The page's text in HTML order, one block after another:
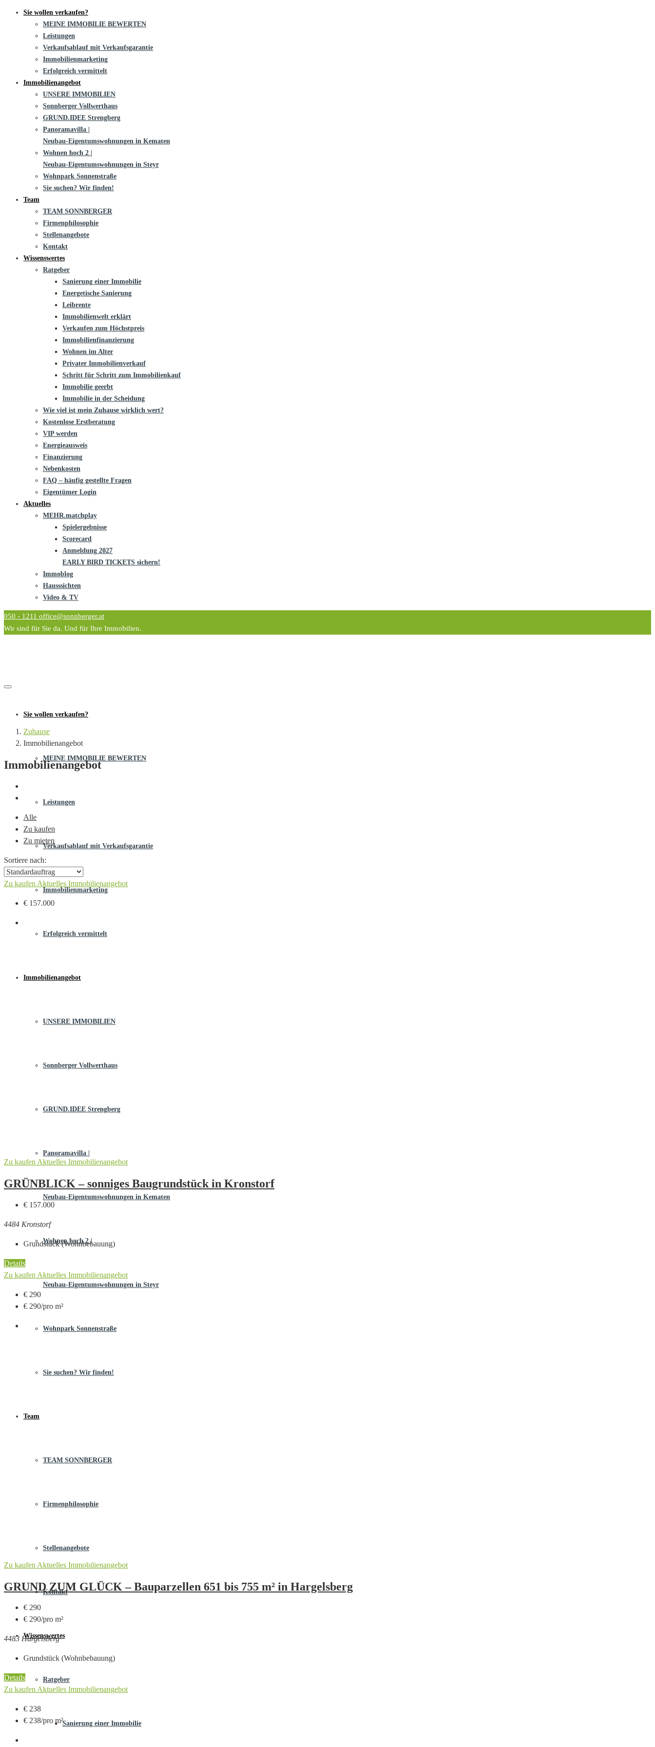
Sie wollen verkaufen?
MEINE IMMOBILIE BEWERTEN
Leistungen
Verkaufsablauf mit Verkaufsgarantie
Immobilienmarketing
Erfolgreich vermittelt
Immobilienangebot
UNSERE IMMOBILIEN
Sonnberger Vollwerthaus
GRUND.IDEE Strengberg
Panoramavilla |
Neubau-Eigentums­­wohnungen in Kematen
Wohnen hoch 2 |
Neubau-Eigentumswohnungen in Steyr
Wohnpark Sonnenstraße
Sie suchen? Wir finden!
Team
TEAM SONNBERGER
Firmenphilosophie
Stellenangebote
Kontakt
Wissenswertes
Ratgeber
Sanierung einer Immobilie
Energetische Sanierung
Leibrente
Immobilienwelt erklärt
Verkaufen zum Höchstpreis
Immobilienfinanzierung
Wohnen im Alter
Privater Immobilienverkauf
Schritt für Schritt zum Immobilienkauf
Immobilie geerbt
Immobilie in der Scheidung
Wie viel ist mein Zuhause wirklich wert?
Kostenlose Erstberatung
VIP werden
Energieausweis
Finanzierung
Nebenkosten
FAQ – häufig gestellte Fragen
Eigentümer Login
Aktuelles
MEHR.matchplay
Spielergebnisse
Scorecard
Anmeldung 2027
EARLY BIRD TICKETS sichern!
Immoblog
Hausssichten
Video & TV
050 - 1211 office@sonnberger.at
Wir sind für Sie da. Und für Ihre Immobilien.
Sie wollen verkaufen?
MEINE IMMOBILIE BEWERTEN
Leistungen
Verkaufsablauf mit Verkaufsgarantie
Immobilienmarketing
Erfolgreich vermittelt
Immobilienangebot
UNSERE IMMOBILIEN
Sonnberger Vollwerthaus
GRUND.IDEE Strengberg
Panoramavilla |
Neubau-Eigentums­­wohnungen in Kematen
Wohnen hoch 2 |
Neubau-Eigentumswohnungen in Steyr
Wohnpark Sonnenstraße
Sie suchen? Wir finden!
Team
TEAM SONNBERGER
Firmenphilosophie
Stellenangebote
Kontakt
Wissenswertes
Ratgeber
Sanierung einer Immobilie
Zuhause
Immobilienangebot
Immobilienangebot
Alle
Zu kaufen
Zu mieten
Sortiere nach:
Zu kaufen Aktuelles Immobilienangebot
€ 157.000
Zu kaufen Aktuelles Immobilienangebot
GRÜNBLICK – sonniges Baugrundstück in Kronstorf
€ 157.000
4484 Kronstorf
Grundstück (Wohnbebauung)
Details
Zu kaufen Aktuelles Immobilienangebot
€ 290
€ 290/pro m²
Zu kaufen Aktuelles Immobilienangebot
GRUND ZUM GLÜCK – Bauparzellen 651 bis 755 m² in Hargelsberg
€ 290
€ 290/pro m²
4483 Hargelsberg
Grundstück (Wohnbebauung)
Details
Zu kaufenAktuelles Immobilienangebot
€ 238
€ 238/pro m²